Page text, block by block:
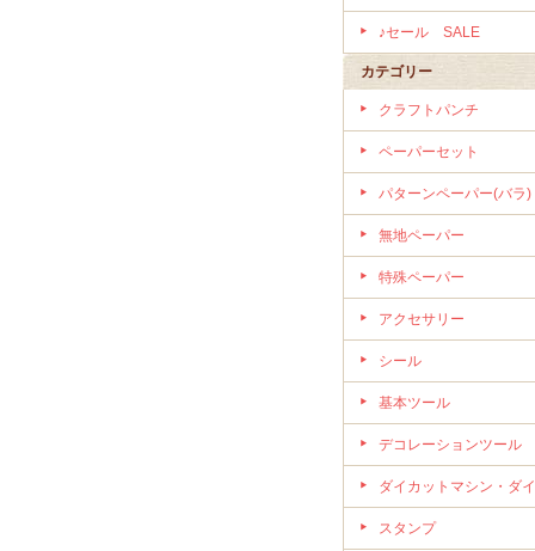
♪セール SALE
カテゴリー
クラフトパンチ
ペーパーセット
パターンペーパー(バラ)
無地ペーパー
特殊ペーパー
アクセサリー
シール
基本ツール
デコレーションツール
ダイカットマシン・ダイ
スタンプ